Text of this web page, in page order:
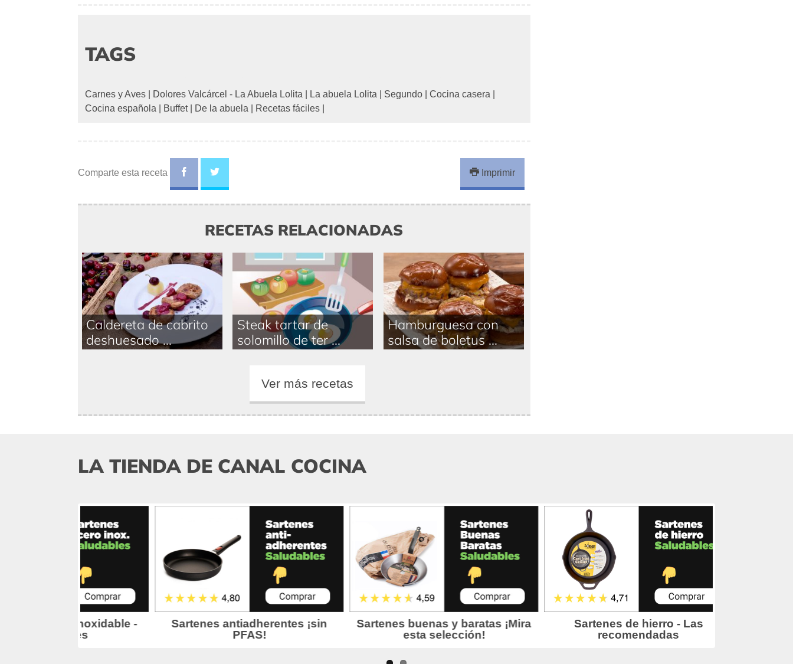
TAGS
Carnes y Aves Dolores Valcárcel - La Abuela Lolita La abuela Lolita Segundo Cocina casera
Cocina española
Buffet| De la abuela Recetas fáciles
Comparte esta receta Imprimir
RECETAS RELACIONADAS
Caldereta de cabrito
deshuesado ...
Steak tartar de
solomillo de ter ...
Hamburguesa con
salsa de boletus ...
Ver más recetas
LA TIENDA DE CANAL COCINA